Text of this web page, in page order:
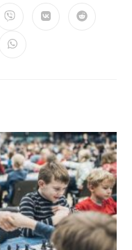
Opens
a
new
Opens Opens
Opens